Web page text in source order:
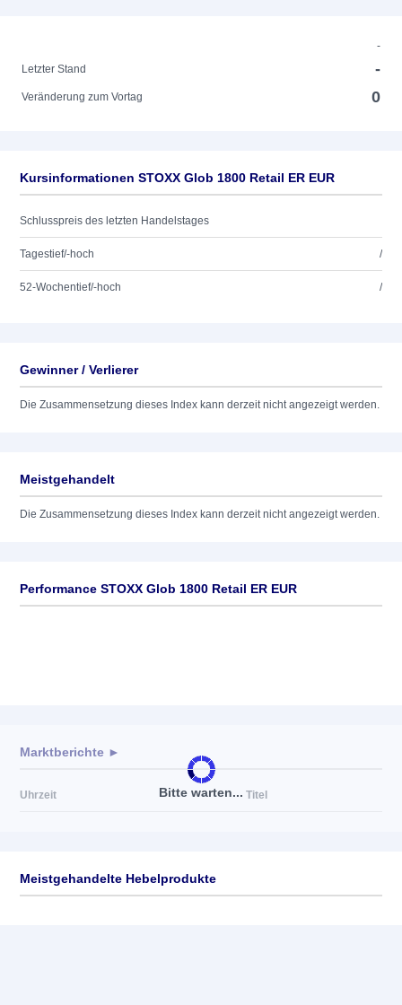
-
Letzter Stand
-
Veränderung zum Vortag 0
Kursinformationen STOXX Glob 1800 Retail ER EUR
Schlusspreis des letzten Handelstages
Tagestief/-hoch /
52-Wochentief/-hoch /
Gewinner / Verlierer
Die Zusammensetzung dieses Index kann derzeit nicht angezeigt werden.
Meistgehandelt
Die Zusammensetzung dieses Index kann derzeit nicht angezeigt werden.
Performance STOXX Glob 1800 Retail ER EUR
Bitte warten...
Marktberichte ►
Uhrzeit Titel
Meistgehandelte Hebelprodukte